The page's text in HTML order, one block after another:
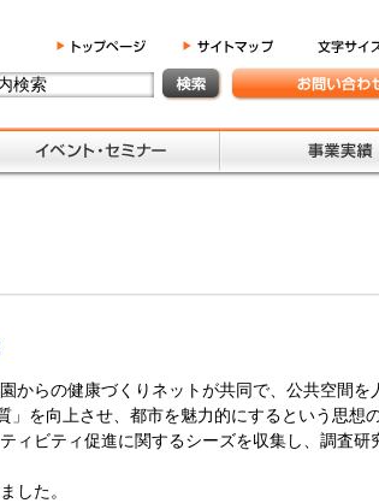
からの健康づくりネットが共同で、公共空間を
」を向上させ、都市を魅力的にするという思想
ィビティ促進に関するシーズを収集し、調査研
した。